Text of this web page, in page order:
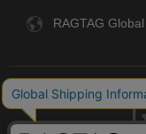
RAGTAG Global